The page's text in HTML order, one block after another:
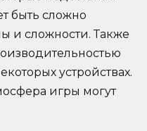
быть сложно
и сложности. Также
устройствах.
игры могут